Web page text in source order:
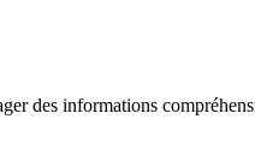
des informations